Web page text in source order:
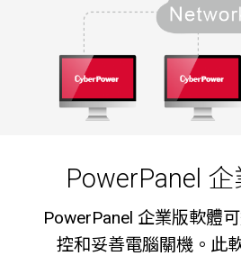
PowerPanel
PowerPanel 企業版軟體
控和妥善電腦關機。此